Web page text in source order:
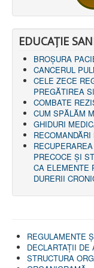
EDUCAȚIE
BROȘURA
CANCERUL
CELE ZECE
PREGĂTIREA
COMBATE
CUM SPĂLĂM
GHIDURI
PRECOCE ȘI
CA ELEMENTE
DURERII
REGULAMENTE
DECLARTAŢII
STRUCTURA